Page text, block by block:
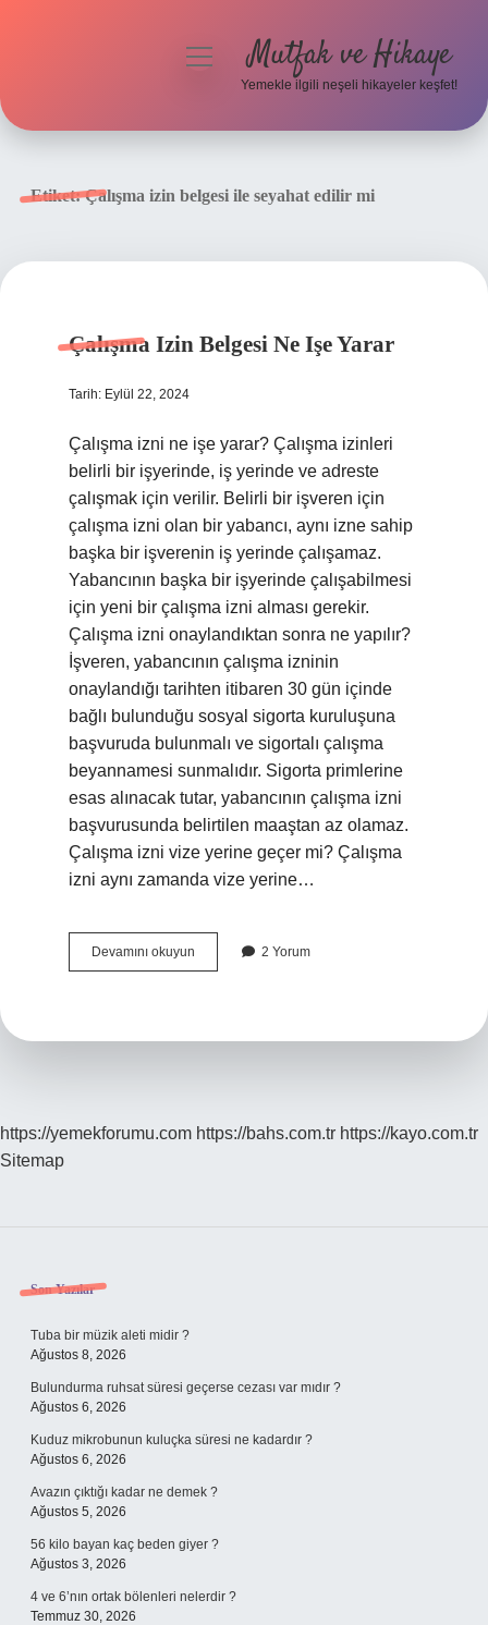
menüyüMutfak ve Hikaye
Yemekle ilgili neşeli hikayeler keşfet!
Etiket:Çalışma izin belgesi ile seyahat edilir mi
Çalışma Izin Belgesi Ne Işe Yarar
Tarih: Eylül 22, 2024
Çalışma izni ne işe yarar? Çalışma izinleri
belirli bir işyerinde, iş yerinde ve adreste
çalışmak için verilir. Belirli bir işveren için
çalışma izni olan bir yabancı, aynı izne sahip
başka bir işverenin iş yerinde çalışamaz.
Yabancının başka bir işyerinde çalışabilmesi
için yeni bir çalışma izni alması gerekir.
Çalışma izni onaylandıktan sonra ne yapılır?
İşveren, yabancının çalışma izninin
onaylandığı tarihten itibaren 30 gün içinde
bağlı bulunduğu sosyal sigorta kuruluşuna
başvuruda bulunmalı ve sigortalı çalışma
beyannamesi sunmalıdır. Sigorta primlerine
esas alınacak tutar, yabancının çalışma izni
başvurusunda belirtilen maaştan az olamaz.
Çalışma izni vize yerine geçer mi? Çalışma
izni aynı zamanda vize yerine…
Devamını okuyun Çalışma
Izin
2 Yorum
https://yemekforumu.com https://bahs.com.tr https://kayo.com.tr
Sitemap
Sidebar
Son Yazılar
Tuba bir müzik aleti midir ?
Ağustos 8, 2026
Bulundurma ruhsat süresi geçerse cezası var mıdır ?
Ağustos 6, 2026
Kuduz mikrobunun kuluçka süresi ne kadardır ?
Ağustos 6, 2026
Avazın çıktığı kadar ne demek ?
Ağustos 5, 2026
56 kilo bayan kaç beden giyer ?
Ağustos 3, 2026
4 ve 6’nın ortak bölenleri nelerdir ?
Temmuz 30, 2026